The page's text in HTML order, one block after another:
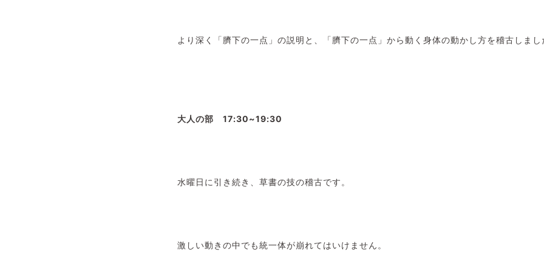
より深く「臍下の一点」の説明と、「臍下の一点」から動く身体の動かし方を稽古しまし
大人の部 17:30~19:30
水曜日に引き続き、草書の技の稽古です。
激しい動きの中でも統一体が崩れてはいけません。